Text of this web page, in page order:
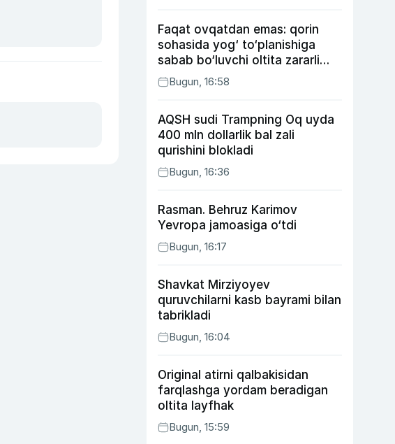
Faqat ovqatdan emas: qorin
sohasida yog‘ to‘planishiga
sabab bo‘luvchi oltita zararli
odatBugun, 16:58
AQSH sudi Trampning Oq uyda
400 mln dollarlik bal zali
qurishini blokladi
Bugun, 16:36
Rasman. Behruz Karimov
Yevropa jamoasiga o‘tdi
Bugun, 16:17
Shavkat Mirziyoyev
quruvchilarni kasb bayrami bilan
tabrikladi
Bugun, 16:04
Original atirni qalbakisidan
farqlashga yordam beradigan
oltita layfhak
Bugun, 15:59